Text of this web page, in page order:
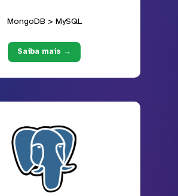
MongoDB > MySQL
Saiba mais →